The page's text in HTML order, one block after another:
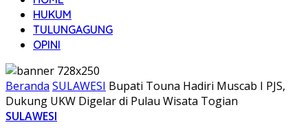
HUKUM
TULUNGAGUNG
OPINI
Beranda SULAWESI Bupati Touna Hadiri Muscab I PJS,
Dukung UKW Digelar di Pulau Wisata Togian
SULAWESI